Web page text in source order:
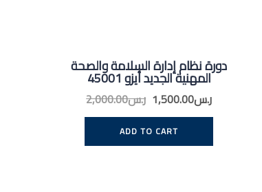
دورة نظام إدارة السلامة والصحة
المهنية الجديد أيزو 45001
ر.س2,000.00 Original
price
was:
ر.س2,000.00.
ر.س1,500.00 Current
price
ADD TO CART